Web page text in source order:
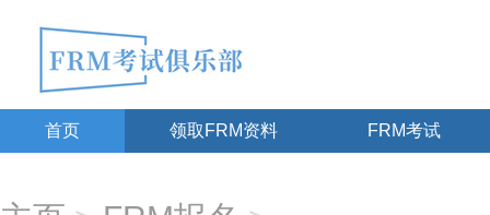
首页 领取FRM资料 FRM考试